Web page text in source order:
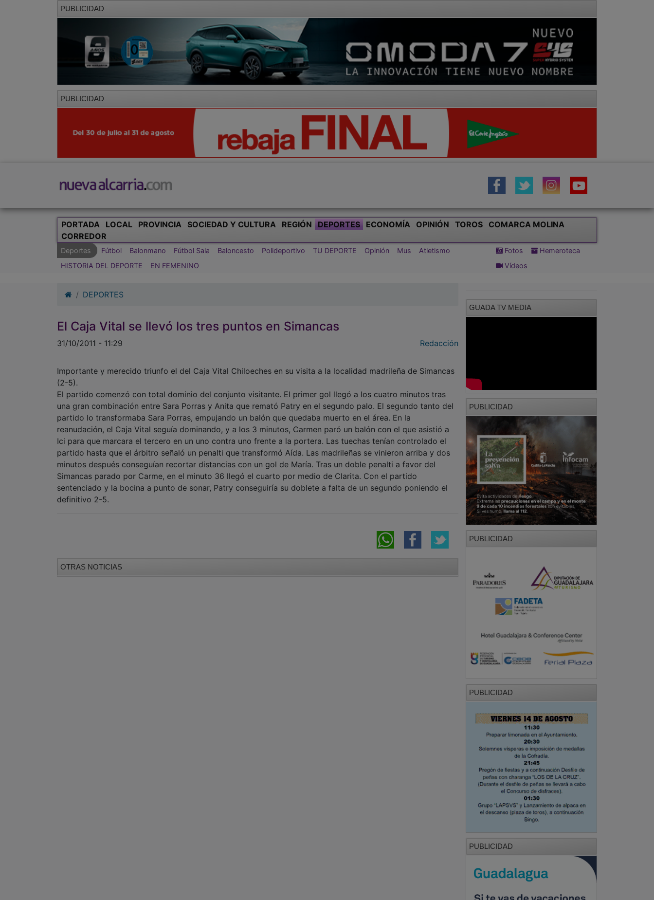
PUBLICIDAD
PUBLICIDAD
PORTADA LOCAL PROVINCIA SOCIEDAD Y CULTURA REGIÓN DEPORTES ECONOMÍA OPINIÓN TOROS
COMARCA MOLINA
CORREDOR
Deportes Fútbol Balonmano Fútbol Sala Baloncesto Polideportivo TU DEPORTE Opinión Mus
Atletismo
HISTORIA DEL DEPORTE
EN FEMENINO
Fotos
Hemeroteca
Vídeos
DEPORTES
El Caja Vital se llevó los tres puntos en Simancas
31/10/2011 - 11:29 Redacción
Importante y merecido triunfo el del Caja Vital Chiloeches en su visita a la localidad madrileña de Simancas
(2-5).
El partido comenzó con total dominio del conjunto visitante. El primer gol llegó a los cuatro minutos tras
una gran combinación entre Sara Porras y Anita que remató Patry en el segundo palo. El segundo tanto del
partido lo transformaba Sara Porras, empujando un balón que quedaba muerto en el área. En la
reanudación, el Caja Vital seguía dominando, y a los 3 minutos, Carmen paró un balón con el que asistió a
Ici para que marcara el tercero en un uno contra uno frente a la portera. Las tuechas tenían controlado el
partido hasta que el árbitro señaló un penalti que transformó Aída. Las madrileñas se vinieron arriba y dos
minutos después conseguían recortar distancias con un gol de María. Tras un doble penalti a favor del
Simancas parado por Carme, en el minuto 36 llegó el cuarto por medio de Clarita. Con el partido
sentenciado y la bocina a punto de sonar, Patry conseguiría su doblete a falta de un segundo poniendo el
definitivo 2-5.
OTRAS NOTICIAS
GUADA TV MEDIA
PUBLICIDAD
PUBLICIDAD
PUBLICIDAD
PUBLICIDAD